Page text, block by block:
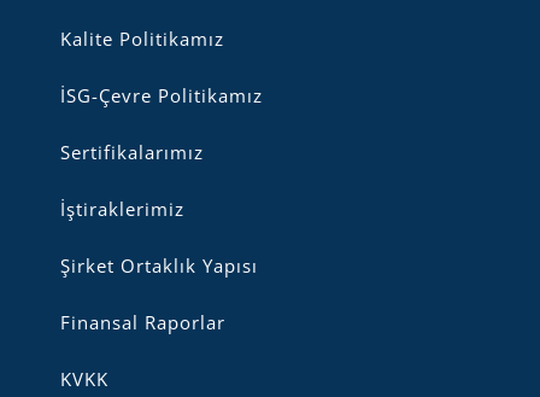
Kalite Politikamız
İSG-Çevre Politikamız
Sertifikalarımız
İştiraklerimiz
Şirket Ortaklık Yapısı
Finansal Raporlar
KVKK